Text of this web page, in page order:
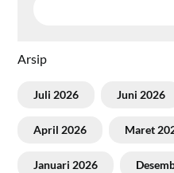
Arsip
Juli 2026 Juni 2026
April 2026 Maret
Januari 2026